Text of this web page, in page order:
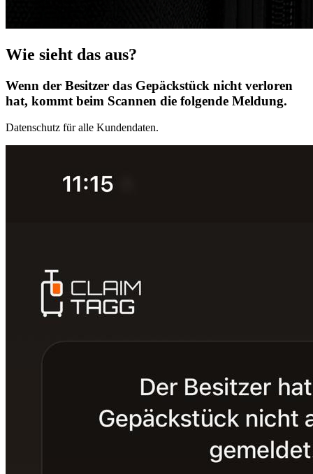
Wie sieht das aus?
Wenn der Besitzer das Gepäckstück nicht verloren
hat, kommt beim Scannen die folgende Meldung.
Datenschutz für alle Kundendaten.